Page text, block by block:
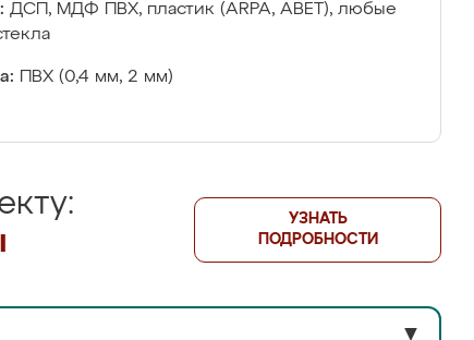
ДСП, МДФ ПВХ, пластик (ARPA, ABET), любые
ПВХ (0,4 мм, 2 мм)
УЗНАТЬ
ПОДРОБНОСТИ